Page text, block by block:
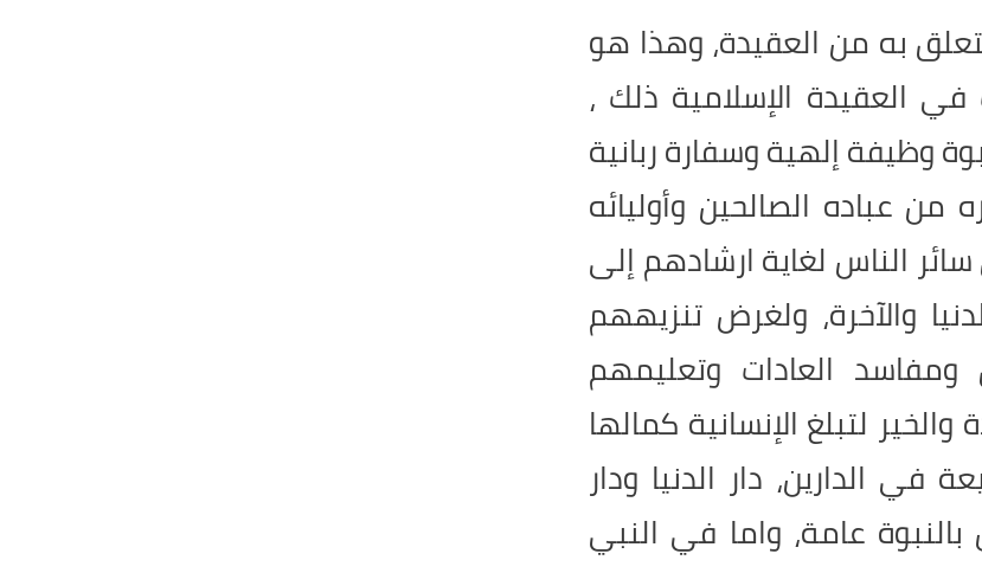
به من العقيدة، وهذا هو
في العقيدة الإسلامية ذلك ،
وظيفة إلهية وسفارة ربانية
من عباده الصالحين وأوليائه
الناس لغاية ارشادهم إلى
والآخرة، ولغرض تنزيههم
العادات وتعليمهم
لتبلغ الإنسانية كمالها
في الدارين، دار الدنيا ودار
عامة، واما في النبي